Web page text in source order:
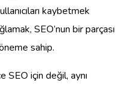
kaybetmek
SEO’nun bir parçası
sahip.
SEO için değil, aynı